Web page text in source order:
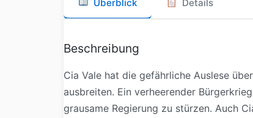
Überblick Details
Beschreibung
Cia Vale hat die gefährliche Auslese
ausbreiten. Ein verheerender
grausame Regierung zu stürzen. Auch